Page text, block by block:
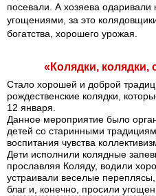
посевали. А хозяева
угощениями, за это
богатства, хорошего урожая.
«Колядки, колядки,
Стало хорошей и доброй
рождественские колядки,
12 января.
Данное мероприятие было
детей со старинными
воспитания чувства
Дети исполнили колядные
прославляя Коляду, водили
устраивали веселые
благ и, конечно, просили